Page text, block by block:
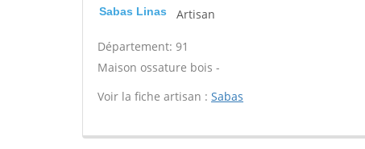
Sabas Linas Artisan
Département: 91
Maison ossature bois -
Voir la fiche artisan : Sabas